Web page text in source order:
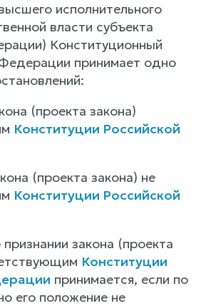
исполнительного
власти субъекта
Конституционный
принимает одно
(проекта закона)
Конституции Российской
(проекта закона) не
Конституции Российской
закона (проекта
Конституции
принимается, если по
его положение не